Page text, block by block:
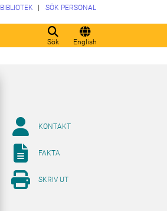
Sök English
BIBLIOTEK SÖK PERSONAL
KONTAKT
FAKTA
SKRIV UT